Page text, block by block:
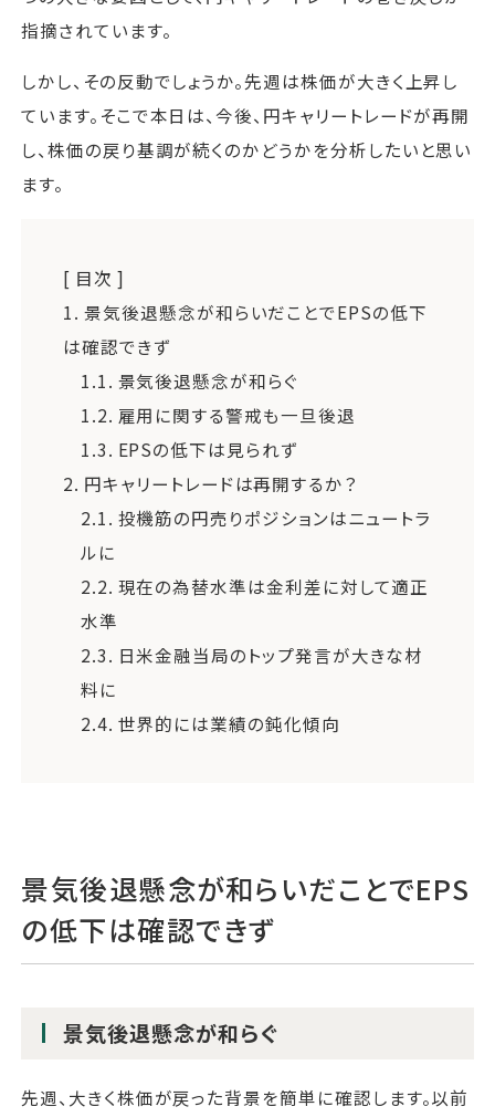
指摘されています。
しかし、その反動でしょうか。先週は株価が大きく上昇し
ています。そこで本日は、今後、円キャリートレードが再開
し、株価の戻り基調が続くのかどうかを分析したいと思い
ます。
[ 目次 ]
1. 景気後退懸念が和らいだことでEPSの低下
は確認できず
1.1. 景気後退懸念が和らぐ
1.2. 雇用に関する警戒も一旦後退
1.3. EPSの低下は見られず
2. 円キャリートレードは再開するか？
2.1. 投機筋の円売りポジションはニュートラ
ルに
2.2. 現在の為替水準は金利差に対して適正
水準
2.3. 日米金融当局のトップ発言が大きな材
料に
2.4. 世界的には業績の鈍化傾向
景気後退懸念が和らいだことでEPS
の低下は確認できず
景気後退懸念が和らぐ
先週、大きく株価が戻った背景を簡単に確認します。以前